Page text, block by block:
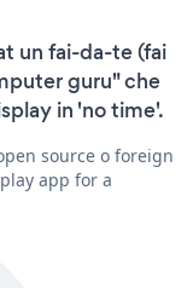
un fai-da-te (fai
guru" che
in 'no time'.
source o foreign
app for a